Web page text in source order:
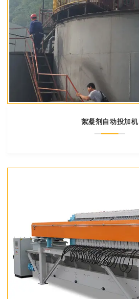
絮凝剂自动投加机